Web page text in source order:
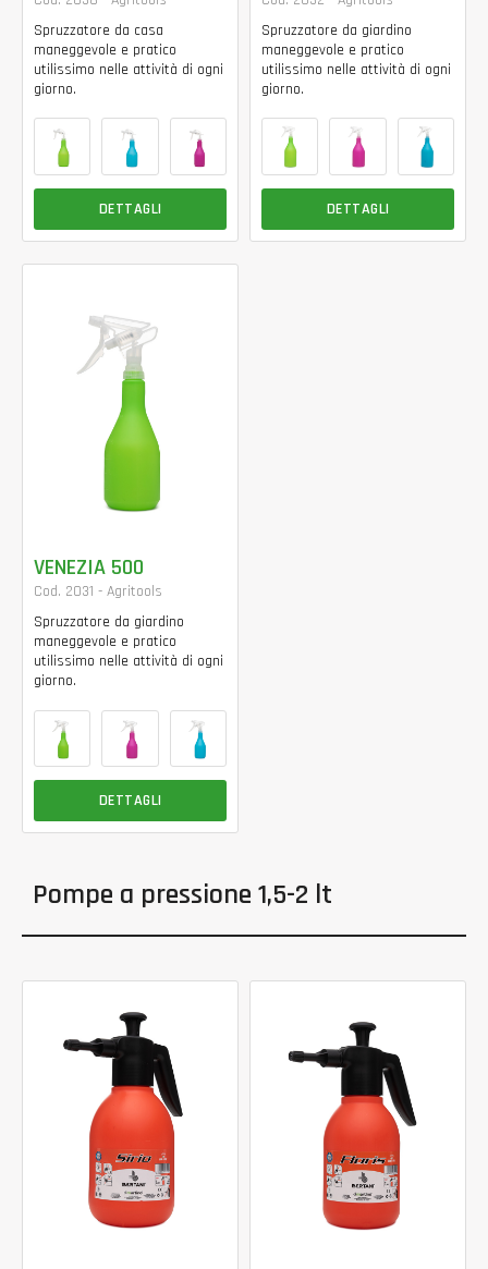
Spruzzatore da casa
maneggevole e pratico
utilissimo nelle attività di ogni
giorno.
DETTAGLI
Spruzzatore da giardino
maneggevole e pratico
utilissimo nelle attività di ogni
giorno.
DETTAGLI
VENEZIA 500
Cod. 2031 - Agritools
Spruzzatore da giardino
maneggevole e pratico
utilissimo nelle attività di ogni
giorno.
DETTAGLI
Pompe a pressione 1,5-2 lt